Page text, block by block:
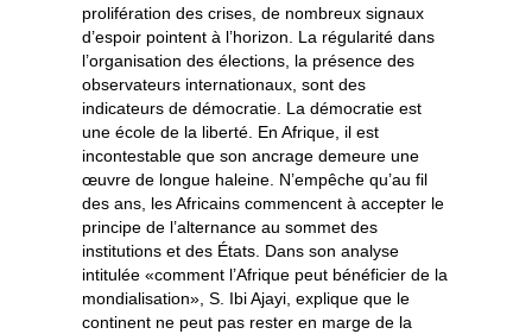
prolifération des crises, de nombreux signaux
d’espoir pointent à l’horizon. La régularité dans
l’organisation des élections, la présence des
observateurs internationaux, sont des
indicateurs de démocratie. La démocratie est
une école de la liberté. En Afrique, il est
incontestable que son ancrage demeure une
œuvre de longue haleine. N’empêche qu’au fil
des ans, les Africains commencent à accepter le
principe de l’alternance au sommet des
institutions et des États. Dans son analyse
intitulée «comment l’Afrique peut bénéficier de la
mondialisation», S. Ibi Ajayi, explique que le
continent ne peut pas rester en marge de la